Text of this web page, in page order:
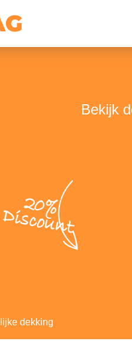
Bekijk
20%
Discount
dekking